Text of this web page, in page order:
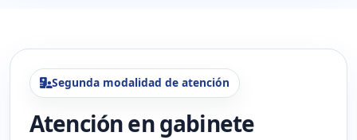
Segunda modalidad de atención
Atención en gabinete